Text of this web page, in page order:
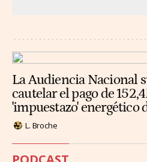
La Audiencia Nacional
cautelar el pago de
'impuestazo' energético
L. Broche